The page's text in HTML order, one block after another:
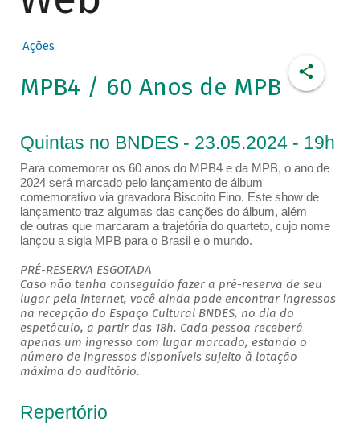
Ações
MPB4 / 60 Anos de MPB
Quintas no BNDES - 23.05.2024 - 19h
Para comemorar os 60 anos do MPB4 e da MPB, o ano de
2024 será marcado pelo lançamento de álbum
comemorativo via gravadora Biscoito Fino. Este show de
lançamento traz algumas das canções do álbum, além
de outras que marcaram a trajetória do quarteto, cujo nome
lançou a sigla MPB para o Brasil e o mundo.
PRÉ-RESERVA ESGOTADA
Caso não tenha conseguido fazer a pré-reserva de seu
lugar pela internet, você ainda pode encontrar ingressos
na recepção do Espaço Cultural BNDES, no dia do
espetáculo, a partir das 18h. Cada pessoa receberá
apenas um ingresso com lugar marcado, estando o
número de ingressos disponíveis sujeito à lotação
máxima do auditório.
Repertório